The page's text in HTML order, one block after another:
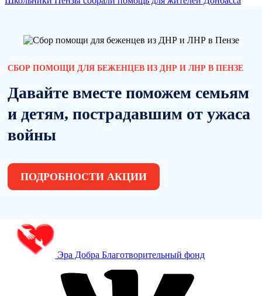
СБОР ПОМОЩИ ДЛЯ БЕЖЕНЦЕВ ИЗ ДНР И ЛНР В ПЕНЗЕ
Давайте вместе поможем семьям
и детям, пострадавшим от ужаса
войны
ПОДРОБНОСТИ АКЦИИ
Эра Добра Благотворительный фонд